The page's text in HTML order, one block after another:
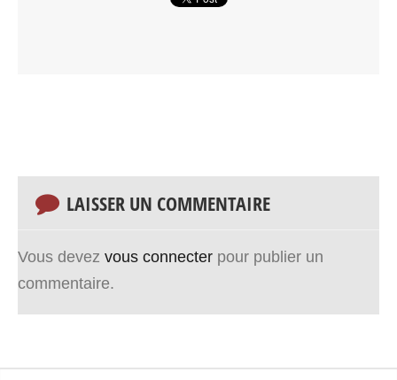
LAISSER UN COMMENTAIRE
Vous devez vous connecter pour publier un
commentaire.